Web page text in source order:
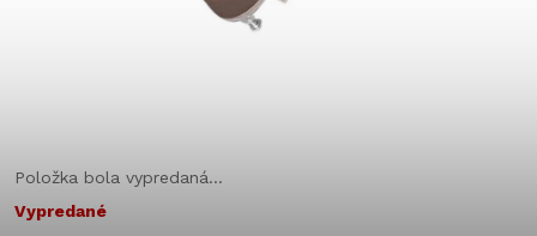
Položka bola vypredaná…
Vypredané